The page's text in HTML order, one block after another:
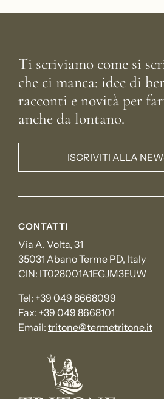
Ti scriviamo come si
che ci manca: idee di
racconti e novità per
anche da lontano.
ISCRIVITI ALLA
CONTATTI
Via A. Volta, 31
35031 Abano Terme PD, Italy
CIN: IT028001A1EGJM3EUW
Tel: +39 049 8668099
Fax: +39 049 8668101
Email: tritone@termetritone.it